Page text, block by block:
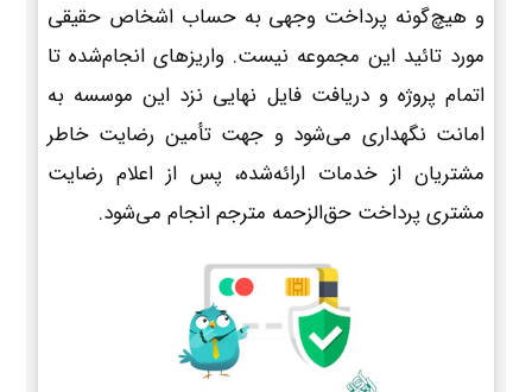
و هیچ‌گونه پرداخت وجهی به حساب اشخاص حقیقی
مورد تائید این مجموعه نیست. واریزهای انجام‌شده تا
اتمام پروژه و دریافت فایل نهایی نزد این موسسه به
امانت نگهداری می‌شود و جهت تأمین رضایت خاطر
مشتریان از خدمات ارائه‌شده، پس از اعلام رضایت
مشتری پرداخت حق‌الزحمه مترجم انجام می‌شود.